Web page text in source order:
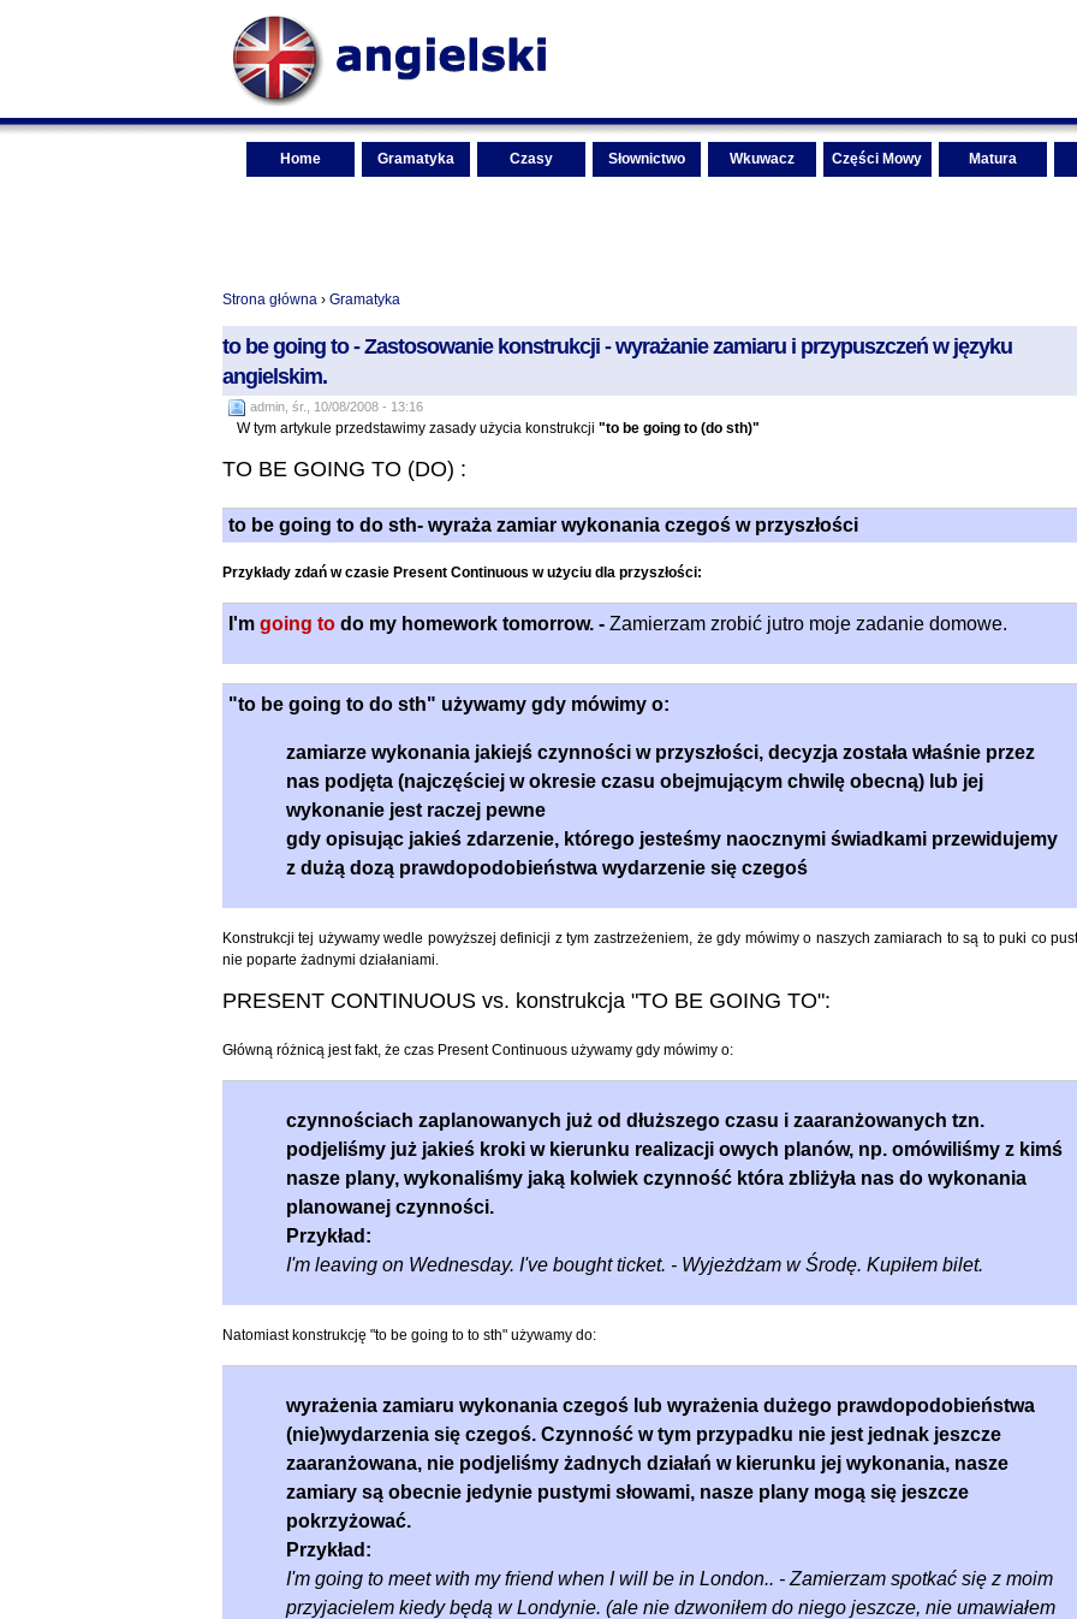
Home Gramatyka Czasy Słownictwo Wkuwacz Części Mowy Matura
Strona główna› Gramatyka
to be going to - Zastosowanie konstrukcji - wyrażanie zamiaru i przypuszczeń w języku
angielskim.
admin, śr., 10/08/2008 - 13:16
W tym artykule przedstawimy zasady użycia konstrukcji "to be going to (do sth)"
TO BE GOING TO (DO) :
to be going to do sth- wyraża zamiar wykonania czegoś w przyszłości
Przykłady zdań w czasie Present Continuous w użyciu dla przyszłości:
I'm going todo my homework tomorrow. -Zamierzam zrobić jutro moje zadanie domowe.
"to be going to do sth" używamy gdy mówimy o:
zamiarze wykonania jakiejś czynności w przyszłości, decyzja została właśnie przez
nas podjęta (najczęściej w okresie czasu obejmującym chwilę obecną) lub jej
wykonanie jest raczej pewne
gdy opisując jakieś zdarzenie, którego jesteśmy naocznymi świadkami przewidujemy
z dużą dozą prawdopodobieństwa wydarzenie się czegoś
Konstrukcji tej używamy wedle powyższej definicji z tym zastrzeżeniem, że gdy mówimy o naszych zamiarach to są to puki co
nie poparte żadnymi działaniami.
PRESENT CONTINUOUS vs. konstrukcja "TO BE GOING TO":
Główną różnicą jest fakt, że czas Present Continuous używamy gdy mówimy o:
czynnościach zaplanowanych już od dłuższego czasu i zaaranżowanych tzn.
podjeliśmy już jakieś kroki w kierunku realizacji owych planów, np. omówiliśmy z kimś
nasze plany, wykonaliśmy jaką kolwiek czynność która zbliżyła nas do wykonania
planowanej czynności.
Przykład:
I'm leaving on Wednesday. I've bought ticket. - Wyjeżdżam w Środę. Kupiłem bilet.
Natomiast konstrukcję "to be going to to sth" używamy do:
wyrażenia zamiaru wykonania czegoś lub wyrażenia dużego prawdopodobieństwa
(nie)wydarzenia się czegoś. Czynność w tym przypadku nie jest jednak jeszcze
zaaranżowana, nie podjeliśmy żadnych działań w kierunku jej wykonania, nasze
zamiary są obecnie jedynie pustymi słowami, nasze plany mogą się jeszcze
pokrzyżować.
Przykład:
I'm going to meet with my friend when I will be in London.. - Zamierzam spotkać się z moim
przyjacielem kiedy będą w Londynie. (ale nie dzwoniłem do niego jeszcze, nie umawiałem